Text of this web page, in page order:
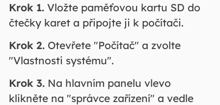
Krok 1.Vložte paměťovou kartu SD do
čtečky karet a připojte ji k počítači.
Krok 2.Otevřete "Počítač" a zvolte
"Vlastnosti systému".
Krok 3.Na hlavním panelu vlevo
klikněte na "správce zařízení" a vedle